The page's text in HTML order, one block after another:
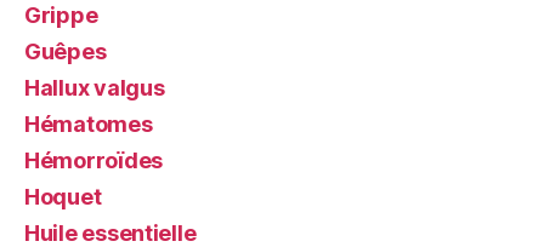
Grippe
Guêpes
Hallux valgus
Hématomes
Hémorroïdes
Hoquet
Huile essentielle